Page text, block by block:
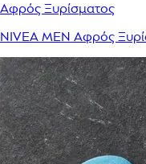
Αφρός Ξυρίσματος
NIVEA MEN Αφρός